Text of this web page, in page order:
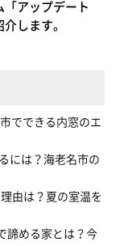
「アップデート
します。
でできる内窓のエ
には？海老名市の
由は？夏の室温を
諦める家とは？今